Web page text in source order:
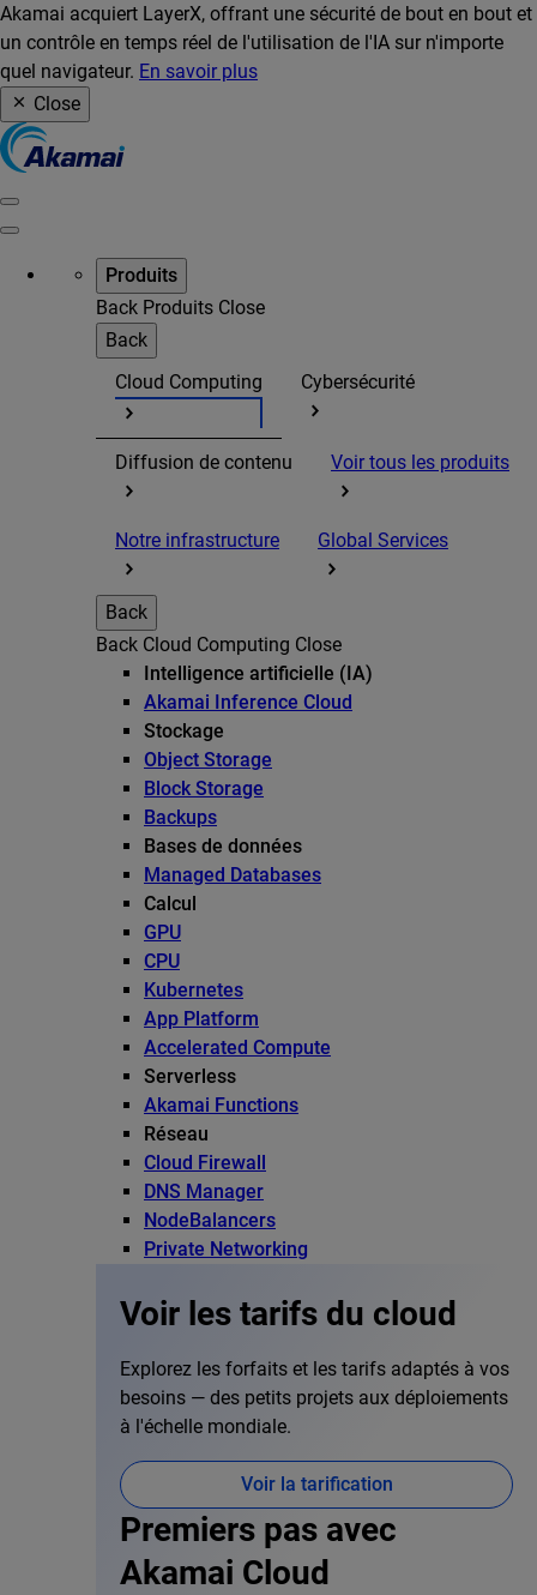
Akamai acquiert LayerX, offrant une sécurité de bout en bout et
un contrôle en temps réel de l'utilisation de l'IA sur n'importe
quel navigateur. En savoir plus
Close
Produits
Back Produits Close
Back
Cloud Computing
Cybersécurité
Diffusion de contenu Voir tous les produits
Notre infrastructure Global Services
Back
Back Cloud Computing Close
Intelligence artificielle (IA)
Akamai Inference Cloud
Stockage
Object Storage
Block Storage
Backups
Bases de données
Managed Databases
Calcul
GPU
CPU
Kubernetes
App Platform
Accelerated Compute
Serverless
Akamai Functions
Réseau
Cloud Firewall
DNS Manager
NodeBalancers
Private Networking
Voir les tarifs du cloud
Explorez les forfaits et les tarifs adaptés à vos
besoins — des petits projets aux déploiements
à l'échelle mondiale.
Voir la tarification
Premiers pas avec
Akamai Cloud